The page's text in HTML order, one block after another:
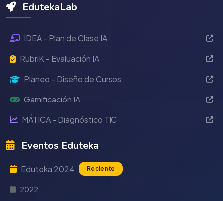
EdutekaLab
IDEA - Plan de Clase IA
RubriK - Evaluación IA
Planeo - Diseño de Cursos
Gamificación IA
MÁTICA - Diagnóstico TIC
Eventos Eduteka
Eduteka 2024 Reciente
2022